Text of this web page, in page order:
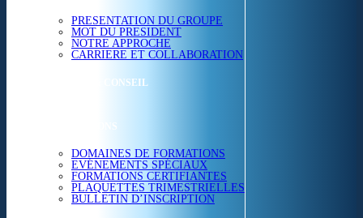
PRESENTATION DU GROUPE
MOT DU PRESIDENT
NOTRE APPROCHE
CARRIERE ET COLLABORATION
ETUDES & CONSEIL
FORMATIONS
DOMAINES DE FORMATIONS
EVÉNEMENTS SPÉCIAUX
FORMATIONS CERTIFIANTES
PLAQUETTES TRIMESTRIELLES
BULLETIN D’INSCRIPTION